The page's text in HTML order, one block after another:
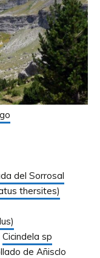
del Sorrosal
thersites)
Cicindela sp
de Añisclo